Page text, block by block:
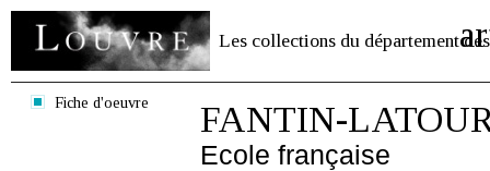
Les collections du département des
Fiche d'oeuvre FANTIN-
Ecole française